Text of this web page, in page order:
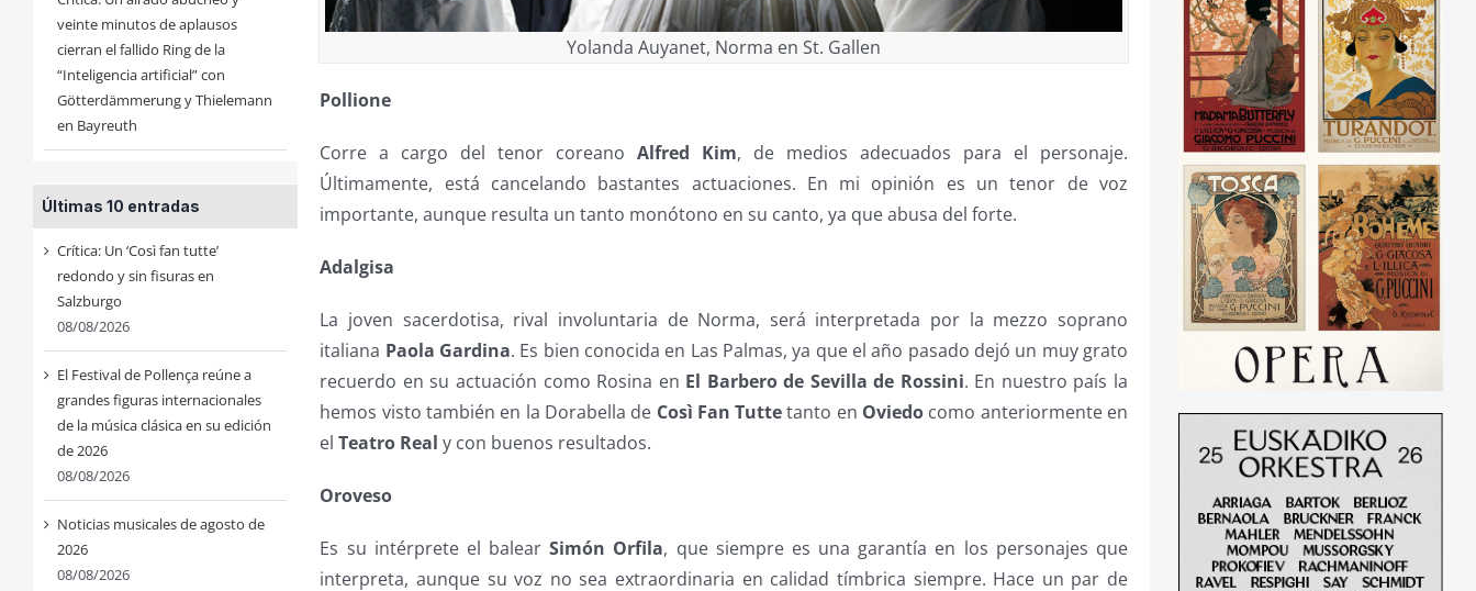
veinte minutos de aplausos
cierran el fallido Ring de la
“Inteligencia artificial” con
Götterdämmerung y Thielemann
en Bayreuth
Últimas 10 entradas
Crítica: Un ‘Così fan tutte’
redondo y sin fisuras en
Salzburgo
08/08/2026
El Festival de Pollença reúne a
grandes figuras internacionales
de la música clásica en su edición
de 2026
08/08/2026
Noticias musicales de agosto de
2026
08/08/2026
Yolanda Auyanet, Norma en St. Gallen
Pollione
Corre a cargo del tenor coreanoAlfred Kim, de medios adecuados para el personaje.
Últimamente, está cancelando bastantes actuaciones. En mi opinión es un tenor de voz
importante, aunque resulta un tanto monótono en su canto, ya que abusa del forte.
Adalgisa
La joven sacerdotisa, rival involuntaria de Norma, será interpretada por la mezzo soprano
italiana Paola Gardina. Es bien conocida en Las Palmas, ya que el año pasado dejó un muy grato
recuerdo en su actuación como Rosina en El Barbero de Sevilla de Rossini. En nuestro país la
hemos visto también en la Dorabella de Così Fan Tuttetanto en Oviedo como anteriormente en
elTeatro Real y con buenos resultados.
Oroveso
Es su intérprete el balearSimón Orfila, que siempre es una garantía en los personajes que
interpreta, aunque su voz no sea extraordinaria en calidad tímbrica siempre. Hace un par de